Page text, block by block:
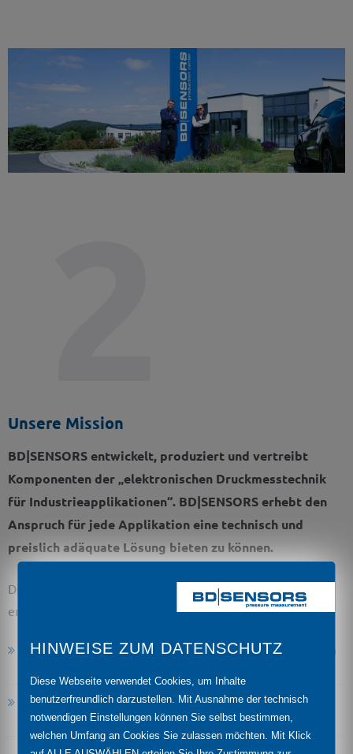
Unsere Mission
BD|SENSORS entwickelt, produziert und vertreibt
Komponenten der „elektronischen Druckmesstechnik
für Industrieapplikationen“. BD|SENSORS erhebt den
Anspruch für jede Applikation eine technisch und
preislich adäquate Lösung bieten zu können.
Die Basis hierfür bildet eine Produktpalette von selbst
entwickelten und produzierten
Drucksensoren, Druckmessumformern, Hydrostatischen
elektronischen Druckschaltern, Anzeige- und
Auswertegeräten,
HINWEISE ZUM DATENSCHUTZ
Diese Webseite verwendet Cookies, um Inhalte
benutzerfreundlich darzustellen. Mit Ausnahme der technisch
notwendigen Einstellungen können Sie selbst bestimmen,
welchen Umfang an Cookies Sie zulassen möchten. Mit Klick